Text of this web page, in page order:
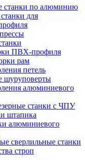
станки по алюминию
для
ПВХ-профиля
рам
петель
шуруповерты
алюминиевого
станки с ЧПУ
штапика
алюминиевого
сверлильные станки
строп